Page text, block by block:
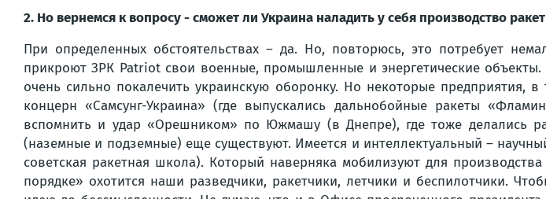
2. Но вернемся к вопросу - сможет ли Украина наладить у себя производство
При определенных обстоятельствах – да. Но, повторюсь, это потребует
прикроют ЗРК Patriot свои военные, промышленные и энергетические
очень сильно покалечить украинскую оборонку. Но некоторые
концерн «Самсунг-Украина» (где выпускались дальнобойные ракеты
вспомнить и удар «Орешником» по Южмашу (в Днепре), где тоже делались
(наземные и подземные) еще существуют. Имеется и интеллектуальный –
советская ракетная школа). Который наверняка мобилизуют для
порядке» охотится наши разведчики, ракетчики, летчики и беспилотчики.